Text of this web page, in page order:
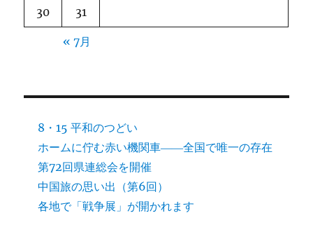
30 31
« 7月
8・15 平和のつどい
ホームに佇む赤い機関車――全国で唯一の存在
第72回県連総会を開催
中国旅の思い出（第6回）
各地で「戦争展」が開かれます